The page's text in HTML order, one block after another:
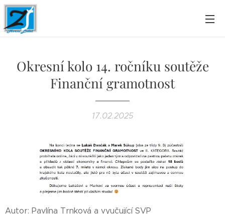
Okresní kolo 14. ročníku soutěže
Finanční gramotnost
17.02.2025
Autor: Pavlína Trnková a vyučující SVP